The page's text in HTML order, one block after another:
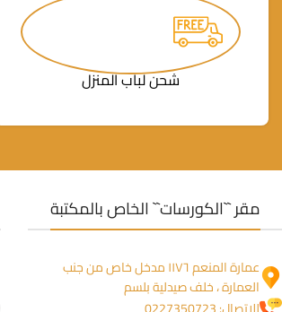
شحن لباب المنزل
مقر ``الكورسات`` الخاص بالمكتبة
عمارة المنعم ١١٧٦ مدخل خاص من جنب
العمارة ، خلف صيدلية بلسم